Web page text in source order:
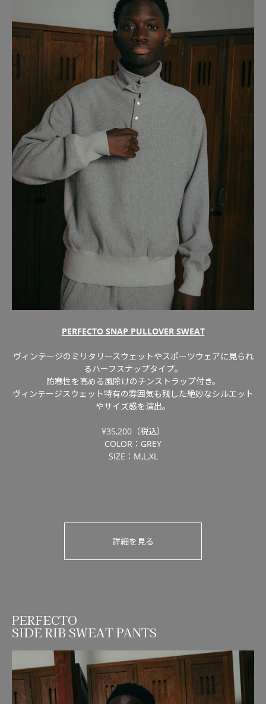
PERFECTO SNAP PULLOVER SWEAT
ヴィンテージのミリタリースウェットやスポーツウェアに見られ
るハーフスナップタイプ。
防寒性を高める風除けのチンストラップ付き。
ヴィンテージスウェット特有の雰囲気も残した絶妙なシルエット
やサイズ感を演出。
¥35,200（税込）
COLOR：GREY
SIZE：M,L,XL
詳細を見る
PERFECTO
SIDE RIB SWEAT PANTS